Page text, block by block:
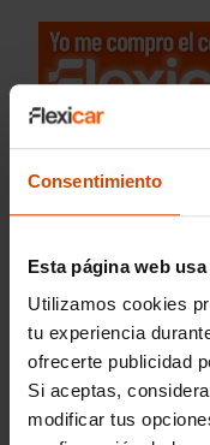
Consentimiento
Esta página web
Utilizamos cookies
tu experiencia
ofrecerte publicidad
Si aceptas,
modificar tus